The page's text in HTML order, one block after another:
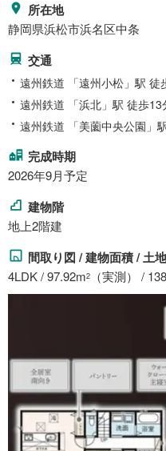
所在地
静岡県浜松市浜名区中条
交通
遠州鉄道 「遠州小松」駅 徒
遠州鉄道 「浜北」駅 徒歩13
遠州鉄道 「美薗中央公園」
完成時期
2026年9月予定
建物階
地上2階建
間取り図 / 建物面積 / 土
4LDK / 97.92m2 （実測） /